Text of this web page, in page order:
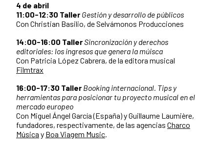
4 de abril
11:00-12:30 Taller Gestión y desarrollo de públicos
Con Christian Basilio, de Selvámonos Producciones
14:00-16:00 TallerSincronización y derechos
editoriales: los ingresos que genera la múisca
Con Patricia López Cabrera, de la editora musical
Filmtrax
16:00-17:30 Taller Booking internacional. Tips y
herramientas para posicionar tu proyecto musical en el
mercado europeo
Con Miguel Ángel García (España) y Guillaume Laumière,
fundadores, respectivamente, de las agencias Charco
Música y Boa Viagem Music.